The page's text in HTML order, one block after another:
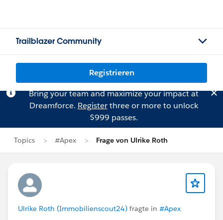
Trailblazer Community
Registrieren
Bring your team and maximize your impact at
Dreamforce. Registerthree or more to unlock
$999 passes.
Topics #Apex Frage von Ulrike Roth
Ulrike Roth (Immobilienscout24) fragte in #Apex